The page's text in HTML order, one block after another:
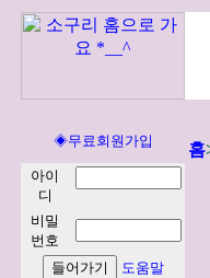
◈무료회원가입
아이
디
비밀
번호
도움말
홈